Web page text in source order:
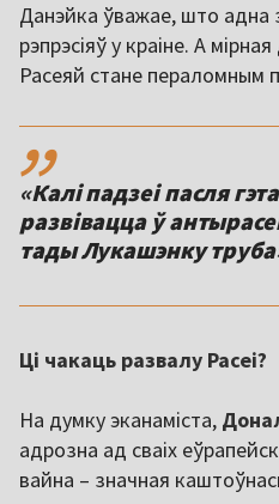
Данэйка ўважае, што
рэпрэсіяў у краіне. А
Расеяй стане пераломным
,,
«Калі падзеі пасля
развівацца ў
тады Лукашэнку
Ці чакаць развалу Расеі?
На думку эканаміста,
адрозна ад сваіх
вайна – значная